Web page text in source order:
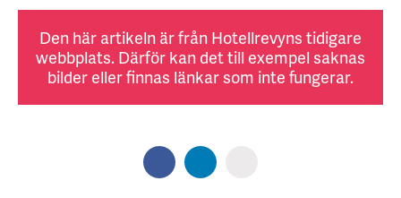
Den här artikeln är från Hotellrevyns tidigare
webbplats. Därför kan det till exempel saknas
bilder eller finnas länkar som inte fungerar.